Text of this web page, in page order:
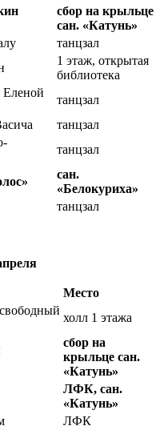
сбор на крыльце
сан. «Катунь»
танцзал
1 этаж, открытая
библиотека
Еленой
танцзал
танцзал
танцзал
сан.
«Белокуриха»
танцзал
Место
холл 1 этажа
сбор на
крыльце сан.
«Катунь»
ЛФК, сан.
«Катунь»
ЛФК